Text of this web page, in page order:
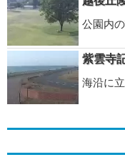
公園内
紫雲寺
海沿に